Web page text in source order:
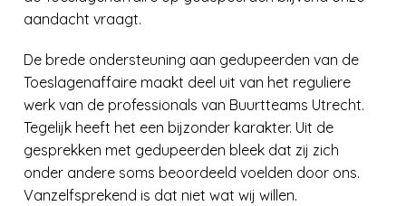
aandacht vraagt.
De brede ondersteuning aan gedupeerden van de
Toeslagenaffaire maakt deel uit van het reguliere
werk van de professionals van Buurtteams Utrecht.
Tegelijk heeft het een bijzonder karakter. Uit de
gesprekken met gedupeerden bleek dat zij zich
onder andere soms beoordeeld voelden door ons.
Vanzelfsprekend is dat niet wat wij willen.